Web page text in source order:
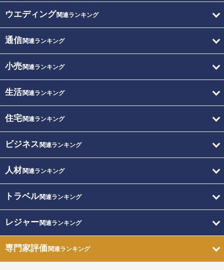
ウエディング関連ランキング
通信関連ランキング
小売関連ランキング
生活関連ランキング
住宅関連ランキング
ビジネス 関連ランキング
人材関連ランキング
トラベル関連ランキング
レジャー関連ランキング
専門家評価関連ランキング